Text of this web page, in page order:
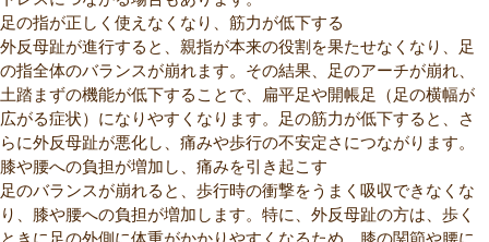
足の指が正しく使えなくなり、筋力が低下する
外反母趾が進行すると、親指が本来の役割を果たせなくなり、足
の指全体のバランスが崩れます。その結果、足のアーチが崩れ、
土踏まずの機能が低下することで、扁平足や開帳足（足の横幅が
広がる症状）になりやすくなります。足の筋力が低下すると、さ
らに外反母趾が悪化し、痛みや歩行の不安定さにつながります。
膝や腰への負担が増加し、痛みを引き起こす
足のバランスが崩れると、歩行時の衝撃をうまく吸収できなくな
り、膝や腰への負担が増加します。特に、外反母趾の方は、歩く
ときに足の外側に体重がかかりやすくなるため、膝の関節や腰に